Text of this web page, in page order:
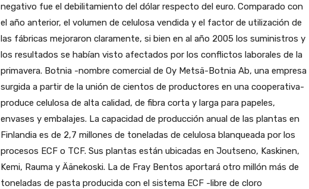
negativo fue el debilitamiento del dólar respecto del euro. Comparado con
el año anterior, el volumen de celulosa vendida y el factor de utilización de
las fábricas mejoraron claramente, si bien en al año 2005 los suministros y
los resultados se habían visto afectados por los conflictos laborales de la
primavera. Botnia -nombre comercial de Oy Metsä-Botnia Ab, una empresa
surgida a partir de la unión de cientos de productores en una cooperativa-
produce celulosa de alta calidad, de fibra corta y larga para papeles,
envases y embalajes. La capacidad de producción anual de las plantas en
Finlandia es de 2,7 millones de toneladas de celulosa blanqueada por los
procesos ECF o TCF. Sus plantas están ubicadas en Joutseno, Kaskinen,
Kemi, Rauma y Äänekoski. La de Fray Bentos aportará otro millón más de
toneladas de pasta producida con el sistema ECF -libre de cloro